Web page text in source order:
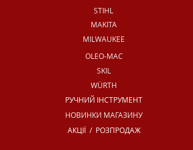
STIHL
MAKITA
MILWAUKEE
OLEO-MAC
SKIL
WÜRTH
РУЧНИЙ ІНСТРУМЕНТ
НОВИНКИ МАГАЗИНУ
АКЦІЇ / РОЗПРОДАЖ